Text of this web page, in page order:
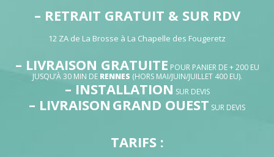
– RETRAIT GRATUIT & SUR RDV
12 ZA de La Brosse à La Chapelle des Fougeretz
– LIVRAISON GRATUITE POUR PANIER DE + 200 EU
JUSQU’À 30 MIN DE RENNES (HORS MAI/JUIN/JUILLET 400 EU).
– INSTALLATION SUR DEVIS
– LIVRAISON GRAND OUEST SUR DEVIS
TARIFS :